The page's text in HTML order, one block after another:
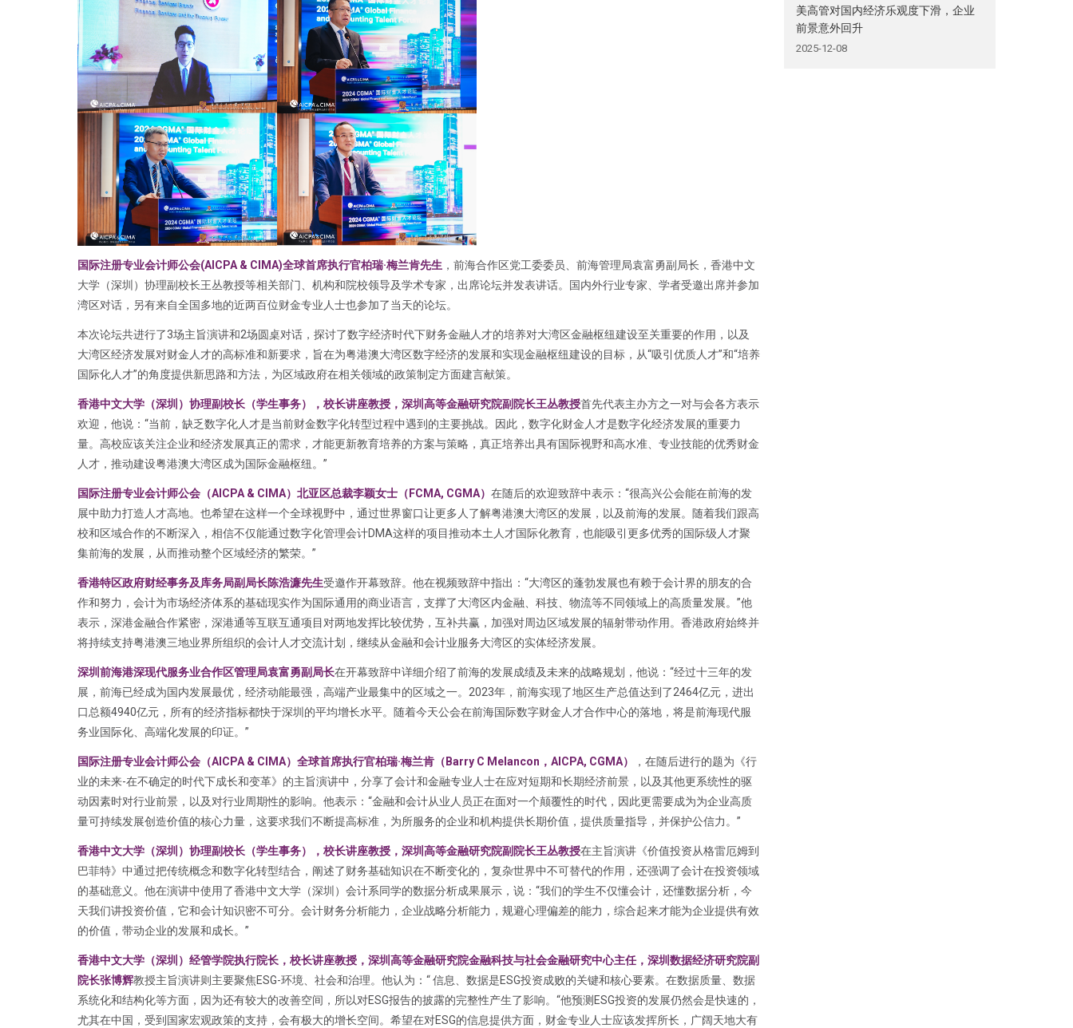
国际注册专业会计师公会(AICPA & CIMA)全球首席执行官柏瑞·梅兰肯先生 ，前海合作区党工委委员、前海管理局袁富勇副局长，香港中文
大学（深圳）协理副校长王丛教授等相关部门、机构和院校领导及学术专家，出席论坛并发表讲话。国内外行业专家、学者受邀出席并参加
湾区对话，另有来自全国多地的近两百位财金专业人士也参加了当天的论坛。
本次论坛共进行了3场主旨演讲和2场圆桌对话，探讨了数字经济时代下财务金融人才的培养对大湾区金融枢纽建设至关重要的作用，以及
大湾区经济发展对财金人才的高标准和新要求，旨在为粤港澳大湾区数字经济的发展和实现金融枢纽建设的目标，从“吸引优质人才”和“培养
国际化人才”的角度提供新思路和方法，为区域政府在相关领域的政策制定方面建言献策。
香港中文大学（深圳）协理副校长（学生事务），校长讲座教授，深圳高等金融研究院副院长王丛教授首先代表主办方之一对与会各方表示
欢迎，他说：“当前，缺乏数字化人才是当前财金数字化转型过程中遇到的主要挑战。因此，数字化财金人才是数字化经济发展的重要力
量。高校应该关注企业和经济发展真正的需求，才能更新教育培养的方案与策略，真正培养出具有国际视野和高水准、专业技能的优秀财金
人才，推动建设粤港澳大湾区成为国际金融枢纽。”
国际注册专业会计师公会（AICPA & CIMA）北亚区总裁李颖女士（FCMA, CGMA） 在随后的欢迎致辞中表示：“很高兴公会能在前海的发
展中助力打造人才高地。也希望在这样一个全球视野中，通过世界窗口让更多人了解粤港澳大湾区的发展，以及前海的发展。随着我们跟高
校和区域合作的不断深入，相信不仅能通过数字化管理会计DMA这样的项目推动本土人才国际化教育，也能吸引更多优秀的国际级人才聚
集前海的发展，从而推动整个区域经济的繁荣。”
香港特区政府财经事务及库务局副局长陈浩濂先生受邀作开幕致辞。他在视频致辞中指出：“大湾区的蓬勃发展也有赖于会计界的朋友的合
作和努力，会计为市场经济体系的基础现实作为国际通用的商业语言，支撑了大湾区内金融、科技、物流等不同领域上的高质量发展。”他
表示，深港金融合作紧密，深港通等互联互通项目对两地发挥比较优势，互补共赢，加强对周边区域发展的辐射带动作用。香港政府始终并
将持续支持粤港澳三地业界所组织的会计人才交流计划，继续从金融和会计业服务大湾区的实体经济发展。
深圳前海港深现代服务业合作区管理局袁富勇副局长在开幕致辞中详细介绍了前海的发展成绩及未来的战略规划，他说：“经过十三年的发
展，前海已经成为国内发展最优，经济动能最强，高端产业最集中的区域之一。2023年，前海实现了地区生产总值达到了2464亿元，进出
口总额4940亿元，所有的经济指标都快于深圳的平均增长水平。随着今天公会在前海国际数字财金人才合作中心的落地，将是前海现代服
务业国际化、高端化发展的印证。”
国际注册专业会计师公会（AICPA & CIMA）全球首席执行官柏瑞·梅兰肯（Barry C Melancon，AICPA, CGMA）
，在随后进行的题为《行
业的未来-在不确定的时代下成长和变革》的主旨演讲中，分享了会计和金融专业人士在应对短期和长期经济前景，以及其他更系统性的驱
动因素时对行业前景，以及对行业周期性的影响。他表示：“金融和会计从业人员正在面对一个颠覆性的时代，因此更需要成为为企业高质
量可持续发展创造价值的核心力量，这要求我们不断提高标准，为所服务的企业和机构提供长期价值，提供质量指导，并保护公信力。”
香港中文大学（深圳）协理副校长（学生事务），校长讲座教授，深圳高等金融研究院副院长王丛教授在主旨演讲《价值投资从格雷厄姆到
巴菲特》中通过把传统概念和数字化转型结合，阐述了财务基础知识在不断变化的，复杂世界中不可替代的作用，还强调了会计在投资领域
的基础意义。他在演讲中使用了香港中文大学（深圳）会计系同学的数据分析成果展示，说：“我们的学生不仅懂会计，还懂数据分析，今
天我们讲投资价值，它和会计知识密不可分。会计财务分析能力，企业战略分析能力，规避心理偏差的能力，综合起来才能为企业提供有效
的价值，带动企业的发展和成长。”
香港中文大学（深圳）经管学院执行院长，校长讲座教授，深圳高等金融研究院金融科技与社会金融研究中心主任，深圳数据经济研究院副
院长张博辉教授主旨演讲则主要聚焦ESG-环境、社会和治理。他认为：“ 信息、数据是ESG投资成败的关键和核心要素。在数据质量、数据
系统化和结构化等方面，因为还有较大的改善空间，所以对ESG报告的披露的完整性产生了影响。“他预测ESG投资的发展仍然会是快速的，
尤其在中国，受到国家宏观政策的支持，会有极大的增长空间。希望在对ESG的信息提供方面，财金专业人士应该发挥所长，广阔天地大有
美高管对国内经济乐观度下滑，企业
前景意外回升
2025-12-08